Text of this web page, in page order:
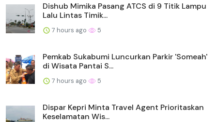
Dishub Mimika Pasang ATCS di 9 Titik Lampu
Lalu Lintas Timik...
7 hours ago 5
Pemkab Sukabumi Luncurkan Parkir 'Someah'
di Wisata Pantai S...
7 hours ago 5
Dispar Kepri Minta Travel Agent Prioritaskan
Keselamatan Wis...